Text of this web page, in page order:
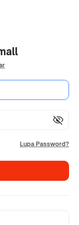
visibility_off
Lupa Password?